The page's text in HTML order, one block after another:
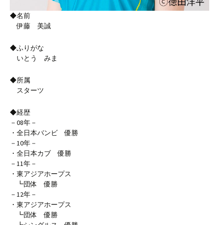
◆名前
伊藤 美誠
◆ふりがな
いとう みま
◆所属
スターツ
◆経歴
－08年－
・全日本バンビ 優勝
－10年－
・全日本カブ 優勝
－11年－
・東アジアホープス
┗団体 優勝
－12年－
・東アジアホープス
┗団体 優勝